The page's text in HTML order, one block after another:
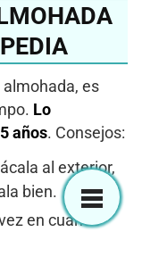
es
Lo
años. Consejos:
al exterior,
bien.
en cuando